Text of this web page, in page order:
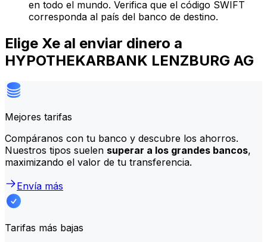
en todo el mundo. Verifica que el código SWIFT
corresponda al país del banco de destino.
Elige Xe al enviar dinero a
HYPOTHEKARBANK LENZBURG AG
Mejores tarifas
Compáranos con tu banco y descubre los ahorros.
Nuestros tipos suelen superar a los grandes bancos,
maximizando el valor de tu transferencia.
Envía más
Tarifas más bajas